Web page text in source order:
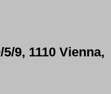
9, 1110 Vienna,